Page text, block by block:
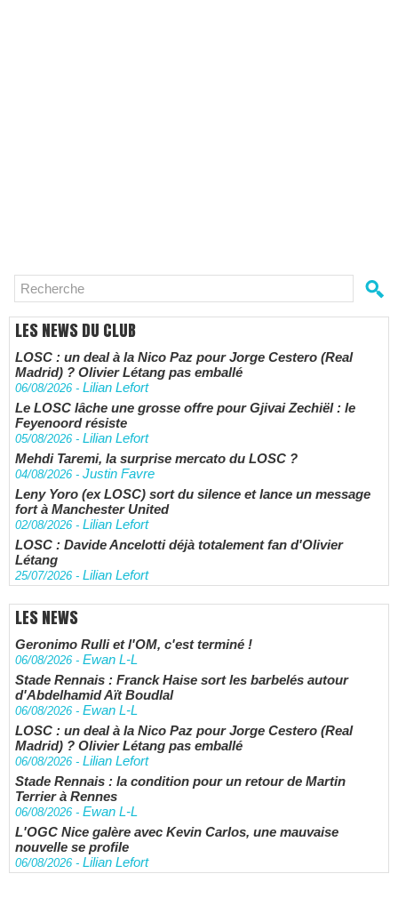
LES NEWS DU CLUB
LOSC : un deal à la Nico Paz pour Jorge Cestero (Real
Madrid) ? Olivier Létang pas emballé
06/08/2026 - Lilian Lefort
Le LOSC lâche une grosse offre pour Gjivai Zechiël : le
Feyenoord résiste
05/08/2026 - Lilian Lefort
Mehdi Taremi, la surprise mercato du LOSC ?
04/08/2026 - Justin Favre
Leny Yoro (ex LOSC) sort du silence et lance un message
fort à Manchester United
02/08/2026 - Lilian Lefort
LOSC : Davide Ancelotti déjà totalement fan d'Olivier
Létang
25/07/2026 - Lilian Lefort
LES NEWS
Geronimo Rulli et l'OM, c'est terminé !
06/08/2026 - Ewan L-L
Stade Rennais : Franck Haise sort les barbelés autour
d'Abdelhamid Aït Boudlal
06/08/2026 - Ewan L-L
LOSC : un deal à la Nico Paz pour Jorge Cestero (Real
Madrid) ? Olivier Létang pas emballé
06/08/2026 - Lilian Lefort
Stade Rennais : la condition pour un retour de Martin
Terrier à Rennes
06/08/2026 - Ewan L-L
L'OGC Nice galère avec Kevin Carlos, une mauvaise
nouvelle se profile
06/08/2026 - Lilian Lefort